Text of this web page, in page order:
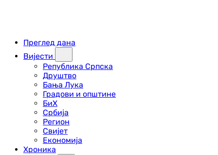
Преглед дана
Вијести
Република Српска
Друштво
Бања Лука
Градови и општине
БиХ
Србија
Регион
Свијет
Економија
Хроника